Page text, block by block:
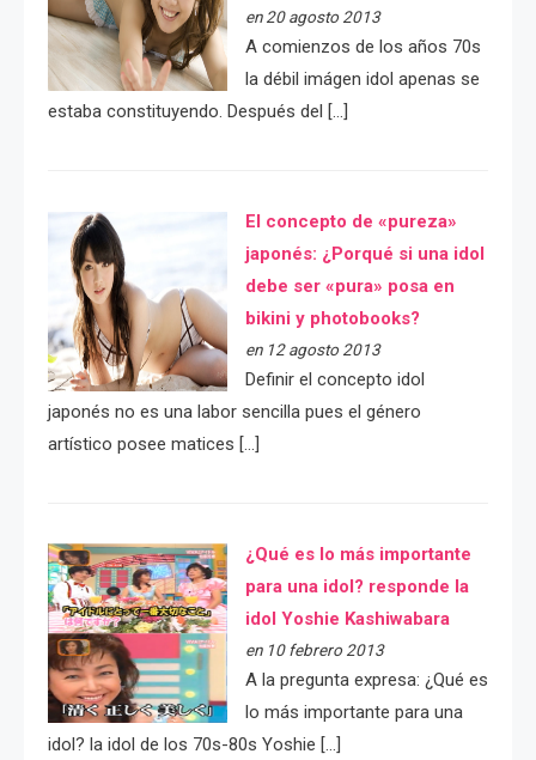
en 20 agosto 2013
A comienzos de los años 70s
la débil imágen idol apenas se
estaba constituyendo. Después del […]
El concepto de «pureza»
japonés: ¿Porqué si una idol
debe ser «pura» posa en
bikini y photobooks?
en 12 agosto 2013
Definir el concepto idol
japonés no es una labor sencilla pues el género
artístico posee matices […]
¿Qué es lo más importante
para una idol? responde la
idol Yoshie Kashiwabara
en 10 febrero 2013
A la pregunta expresa: ¿Qué es
lo más importante para una
idol? la idol de los 70s-80s Yoshie […]